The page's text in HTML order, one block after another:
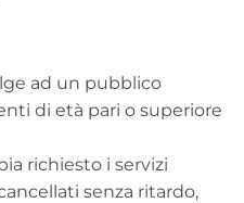
ad un pubblico
di età pari o superiore
richiesto i servizi
senza ritardo,